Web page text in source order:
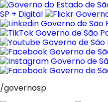
Pular
para
o
conteúdo
SP + Digital
/governosp